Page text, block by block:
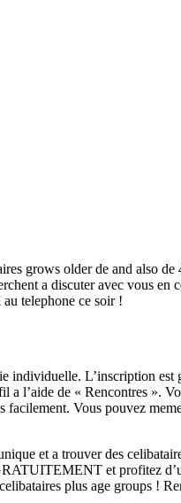
grows older de and also de
a discuter avec vous en
telephone ce soir !
individuelle. L’inscription est
a l’aide de « Rencontres ».
facilement. Vous pouvez
et a trouver des
et profitez
plus age groups !